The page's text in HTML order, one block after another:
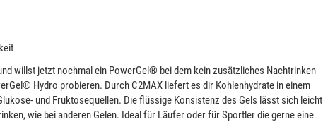
willst jetzt nochmal ein PowerGel® bei dem kein zusätzliches Nachtrinken
Hydro probieren. Durch C2MAX liefert es dir Kohlenhydrate in einem
und Fruktosequellen. Die flüssige Konsistenz des Gels lässt sich leicht
wie bei anderen Gelen. Ideal für Läufer oder für Sportler die gerne eine